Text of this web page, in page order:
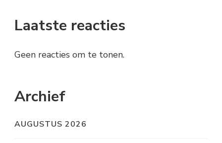
Laatste reacties
Geen reacties om te tonen.
Archief
AUGUSTUS 2026